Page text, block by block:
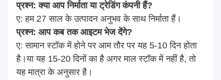
प्रश्न: क्या आप निर्माता या ट्रेडिंग कंपनी हैं?
ए: हम 27 साल के उत्पादन अनुभव के साथ निर्माता हैं।
प्रश्न: आप कब तक आइटम भेज देंगे?
ए: सामान स्टॉक में होने पर आम तौर पर यह 5-10 दिन होता
है।या यह 15-20 दिनों का है अगर माल स्टॉक में नहीं है, तो
यह मात्रा के अनुसार है।